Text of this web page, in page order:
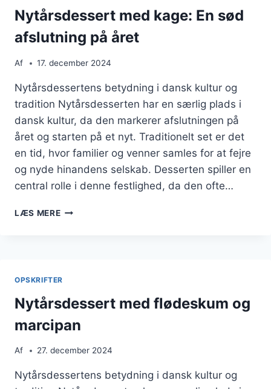
Nytårsdessert med kage: En sød
afslutning på året
Af 17. december 2024
Nytårsdessertens betydning i dansk kultur og
tradition Nytårsdesserten har en særlig plads i
dansk kultur, da den markerer afslutningen på
året og starten på et nyt. Traditionelt set er det
en tid, hvor familier og venner samles for at fejre
og nyde hinandens selskab. Desserten spiller en
central rolle i denne festlighed, da den ofte…
LÆS MERENYTÅRSDESSERT
ÅRET
OPSKRIFTER
Nytårsdessert med flødeskum og
marcipan
Af 27. december 2024
Nytårsdessertens betydning i dansk kultur og